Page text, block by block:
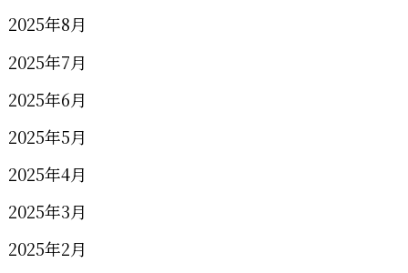
2025年8月
2025年7月
2025年6月
2025年5月
2025年4月
2025年3月
2025年2月